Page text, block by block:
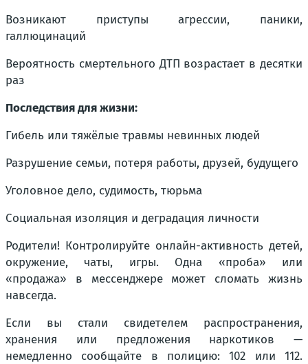
Возникают приступы агрессии, паники,
галлюцинаций
Вероятность смертельного ДТП возрастает в десятки
раз
Последствия для жизни:
Гибель или тяжёлые травмы невинных людей
Разрушение семьи, потеря работы, друзей, будущего
Уголовное дело, судимость, тюрьма
Социальная изоляция и деградация личности
Родители! Контролируйте онлайн-активность детей,
окружение, чаты, игры. Одна «проба» или
«продажа» в мессенджере может сломать жизнь
навсегда.
Если вы стали свидетелем распространения,
хранения или предложения наркотиков —
немедленно сообщайте в полицию: 102 или 112.